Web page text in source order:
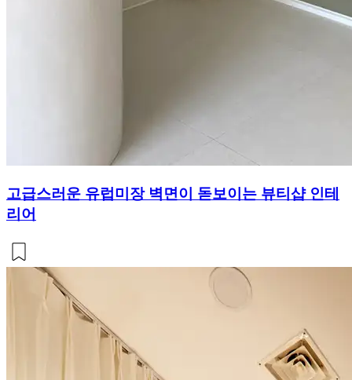
고급스러운 유럽미장 벽면이 돋보이는 뷰티샵 인테
리어